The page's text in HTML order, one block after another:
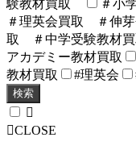
験教材買取
＃小
＃理英会買取 ＃伸芽
取 ＃中学受験教材
アカデミー教材買取
教材買取
#理英会
検索
CLOSE